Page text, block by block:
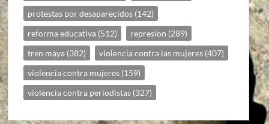
protestas por desaparecidos (142)
reforma educativa (512) represion (289)
tren maya (382) violencia contra las mujeres (407)
violencia contra mujeres (159)
violencia contra periodistas (327)